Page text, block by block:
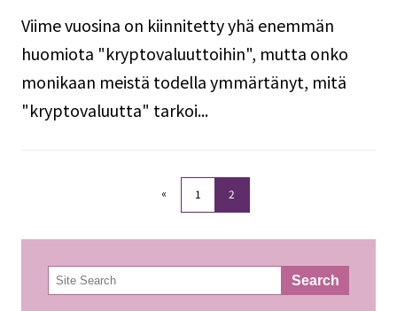
Viime vuosina on kiinnitetty yhä enemmän
huomiota "kryptovaluuttoihin", mutta onko
monikaan meistä todella ymmärtänyt, mitä
"kryptovaluutta" tarkoi...
« 1 2
検
索 Search